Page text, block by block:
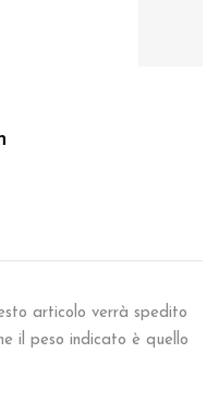
articolo verrà spedito
il peso indicato è quello